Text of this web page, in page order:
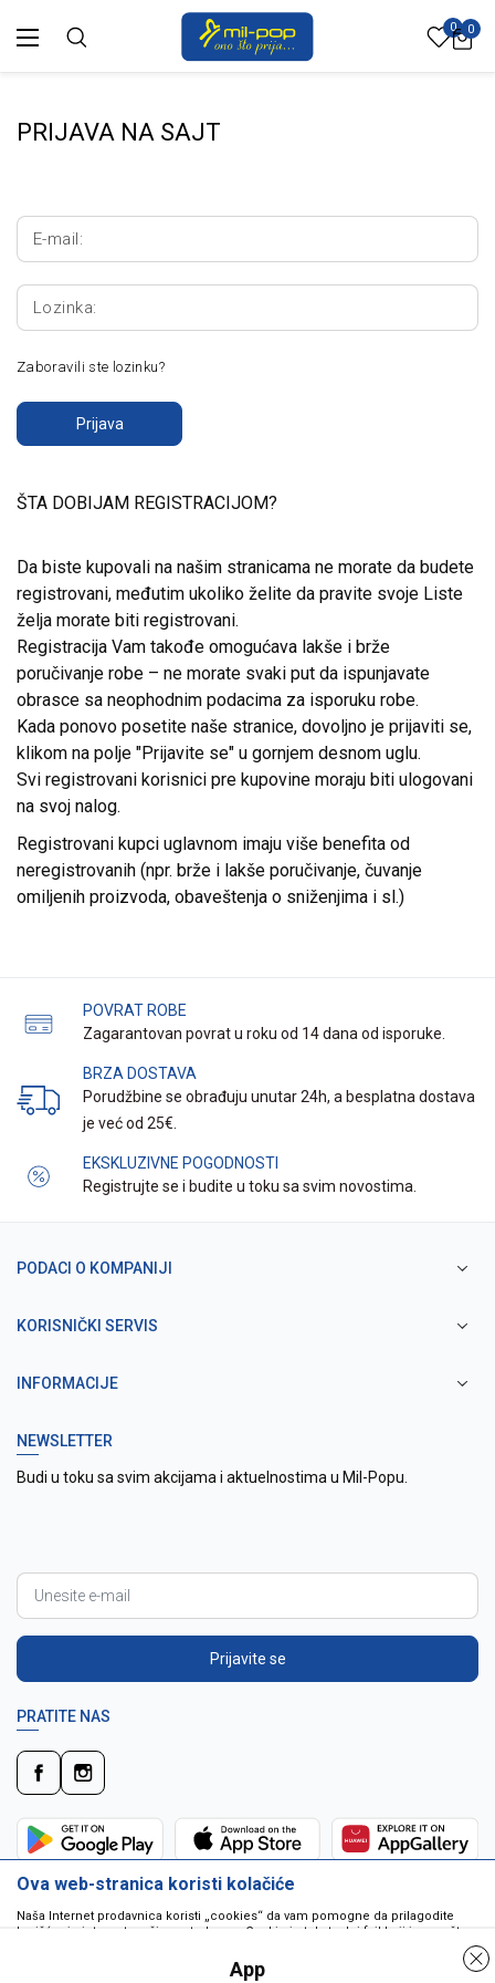
0 0
PRIJAVA NA SAJT
E-mail:
Lozinka:
Zaboravili ste lozinku?
Prijava
ŠTA DOBIJAM REGISTRACIJOM?
Da biste kupovali na našim stranicama ne morate da budete
registrovani, međutim ukoliko želite da pravite svoje Liste
želja morate biti registrovani.
Registracija Vam takođe omogućava lakše i brže
poručivanje robe – ne morate svaki put da ispunjavate
obrasce sa neophodnim podacima za isporuku robe.
Kada ponovo posetite naše stranice, dovoljno je prijaviti se,
klikom na polje "Prijavite se" u gornjem desnom uglu.
Svi registrovani korisnici pre kupovine moraju biti ulogovani
na svoj nalog.
Registrovani kupci uglavnom imaju više benefita od
neregistrovanih (npr. brže i lakše poručivanje, čuvanje
omiljenih proizvoda, obaveštenja o sniženjima i sl.)
POVRAT ROBE
Zagarantovan povrat u roku od 14 dana od isporuke.
BRZA DOSTAVA
Porudžbine se obrađuju unutar 24h, a besplatna dostava
je već od 25€.
EKSKLUZIVNE POGODNOSTI
Registrujte se i budite u toku sa svim novostima.
PODACI O KOMPANIJI
KORISNIČKI SERVIS
INFORMACIJE
NEWSLETTER
Budi u toku sa svim akcijama i aktuelnostima u Mil-Popu.
Prijavite se
PRATITE NAS
Ova web-stranica koristi kolačiće
Naša Internet prodavnica koristi „cookies“ da vam pomogne da prilagodite
korišćenje interneta vašim potrebama. Cookie je tekstualni fajl koji je smešten
da pokrenu program ili da isporuče virus vašem računaru. Cookie-i su
jedinstveno dodeljeni vama, i jedino mogu biti pročitani od strane web servera
App